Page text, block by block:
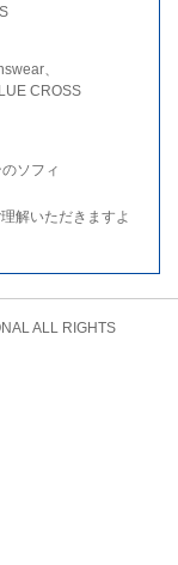
、
CROSS
ソフィ
解いただきますよ